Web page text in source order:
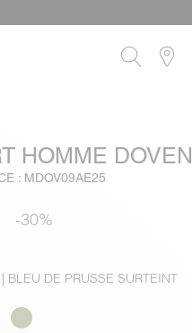
HOMME DOVEN
: MDOV09AE25
-30%
| BLEU DE PRUSSE SURTEINT